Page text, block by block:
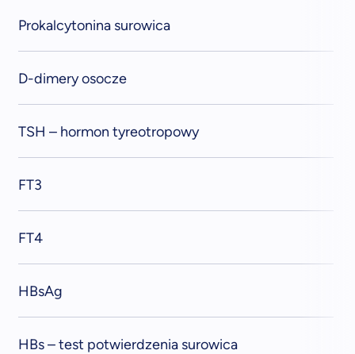
Prokalcytonina surowica
D-dimery osocze
TSH – hormon tyreotropowy
FT3
FT4
HBsAg
HBs – test potwierdzenia surowica